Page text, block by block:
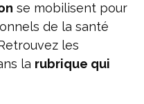
se mobilisent pour
de la santé
les
la rubrique qui